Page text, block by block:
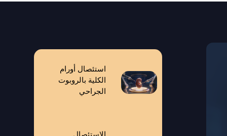
استئصال أورام
الكلية بالروبوت
الجراحي
الاستئصال